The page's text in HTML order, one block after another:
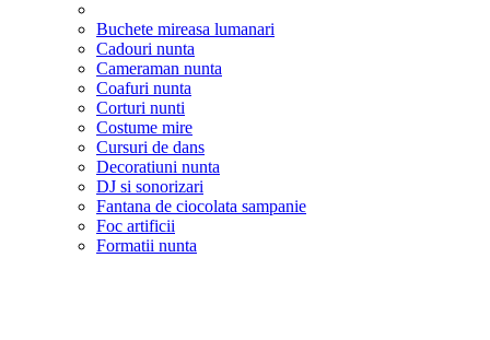
Buchete mireasa lumanari
Cadouri nunta
Cameraman nunta
Coafuri nunta
Corturi nunti
Costume mire
Cursuri de dans
Decoratiuni nunta
DJ si sonorizari
Fantana de ciocolata sampanie
Foc artificii
Formatii nunta